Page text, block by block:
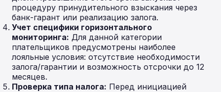
процедуру принудительного взыскания через
банк-гарант или реализацию залога.
Учет специфики горизонтального
мониторинга: Для данной категории
плательщиков предусмотрены наиболее
лояльные условия: отсутствие необходимости
залога/гарантии и возможность отсрочки до 12
месяцев.
Проверка типа налога: Перед инициацией